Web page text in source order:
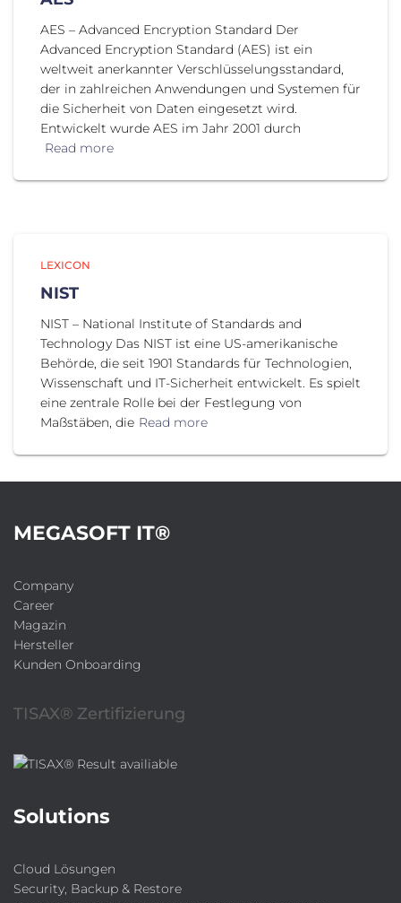
AES – Advanced Encryption Standard Der
Advanced Encryption Standard (AES) ist ein
weltweit anerkannter Verschlüsselungsstandard,
der in zahlreichen Anwendungen und Systemen für
die Sicherheit von Daten eingesetzt wird.
Entwickelt wurde AES im Jahr 2001 durch
Read more
LEXICON
NIST
NIST – National Institute of Standards and
Technology Das NIST ist eine US-amerikanische
Behörde, die seit 1901 Standards für Technologien,
Wissenschaft und IT-Sicherheit entwickelt. Es spielt
eine zentrale Rolle bei der Festlegung von
Maßstäben, die Read more
MEGASOFT IT®
Company
Career
Magazin
Hersteller
Kunden Onboarding
TISAX® Zertifizierung
Solutions
Cloud Lösungen
Security, Backup & Restore